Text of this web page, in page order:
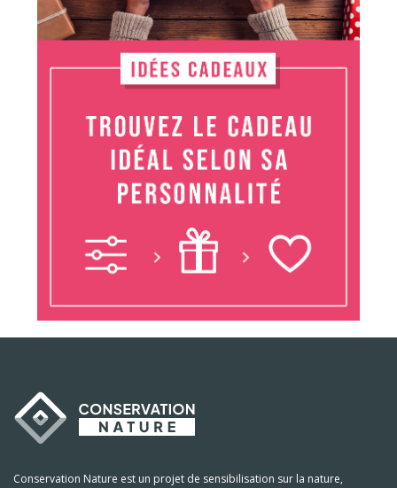
Conservation Nature est un projet de sensibilisation sur la nature,